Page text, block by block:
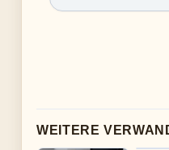
WEITERE